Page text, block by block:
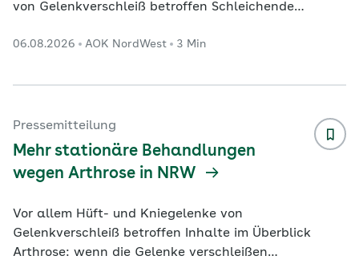
von Gelenkverschleiß betroffen Schleichende
Entzündungsprozesse eindämmen, in Bewegung
Krankenhausbehandlungen wegen Arthrose weiter
NordWest auf Basis aktueller Zahlen des
Statistischen Bundesamtes hervor. Danach wurden
06.08.2026 AOK NordWest 3 Min
Pressemitteilung
Mehr stationäre Behandlungen
wegen Arthrose in NRW
Vor allem Hüft- und Kniegelenke von
Gelenkverschleiß betroffen Inhalte im Überblick
Arthrose: wenn die Gelenke verschleißen